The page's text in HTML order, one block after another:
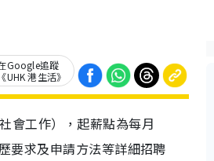
Google追蹤
《UHK 港生活》
會工作），起薪點為每月
要求及申請方法等詳細招聘